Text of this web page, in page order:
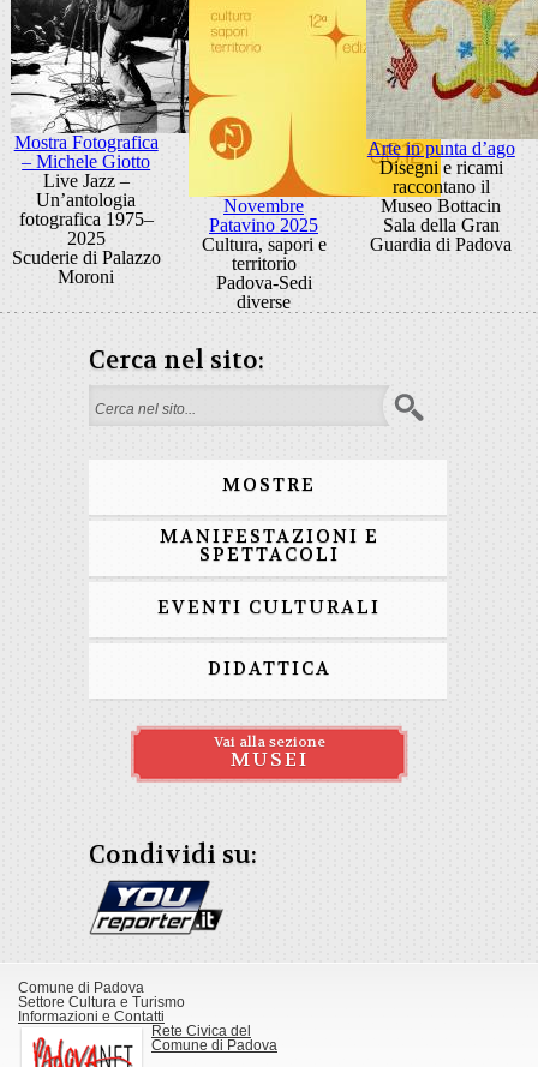
Mostra Fotografica
– Michele Giotto
Live Jazz –
Un’antologia
fotografica 1975–
2025
Scuderie di Palazzo
Moroni
Novembre
Patavino 2025
Cultura, sapori e
territorio
Padova-Sedi
diverse
Arte in punta d’ago
Disegni e ricami
raccontano il
Museo Bottacin
Sala della Gran
Guardia di Padova
Cerca nel sito:
Form di ricerca
MOSTRE
MANIFESTAZIONI E
SPETTACOLI
EVENTI CULTURALI
DIDATTICA
Vai alla sezione
MUSEI
Condividi su:
Comune di Padova
Settore Cultura e Turismo
Informazioni e Contatti
Rete Civica del
Comune di Padova